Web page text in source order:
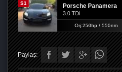
S1 Porsche Panamera
3.0 TDi
Orj:250hp / 550nm
Paylaş: